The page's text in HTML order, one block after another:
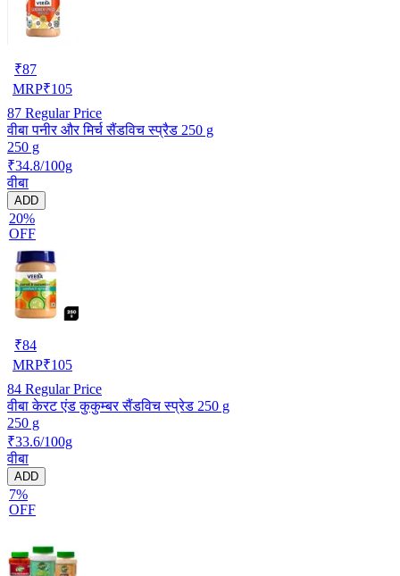
₹87
MRP₹105
87 Regular Price
वीबा पनीर और मिर्च सैंडविच स्प्रैड 250 g
250 g
₹34.8/100g
वीबा
ADD
20%
OFF
₹84
MRP₹105
84 Regular Price
वीबा केरट एंड कुकुम्बर सैंडविच स्प्रेड 250 g
250 g
₹33.6/100g
वीबा
ADD
7%
OFF